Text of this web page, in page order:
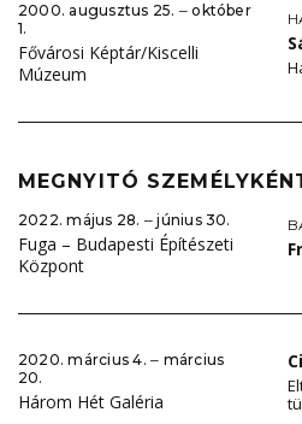
2000. augusztus 25. ‒ október
1.
Fővárosi Képtár/Kiscelli
Múzeum
MEGNYITÓ
2022. május 28. ‒ június 30.
Fuga – Budapesti Építészeti
Központ
2020. március 4. ‒ március
20.
Három Hét Galéria